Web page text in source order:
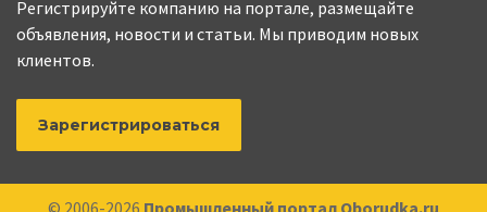
Регистрируйте компанию на портале, размещайте
объявления, новости и статьи. Мы приводим новых
клиентов.
Зарегистрироваться